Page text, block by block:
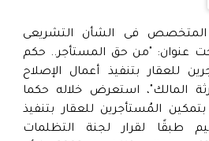
المتخصص فى الشأن التشريعى
تحت عنوان: "من حق المستأجر.. حكم
للعقار بتنفيذ أعمال الإصلاح
المالك"، استعرض خلاله حكما
المُستأجرين للعقار بتنفيذ
طبقًا لقرار لجنة التظلمات